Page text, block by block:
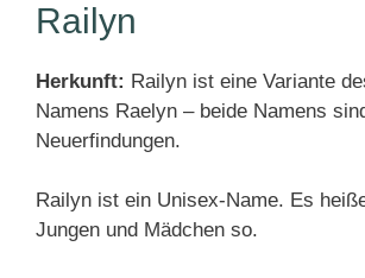
Railyn
Herkunft: Railyn ist eine Variante
Namens Raelyn – beide Namens
Neuerfindungen.
Railyn ist ein Unisex-Name. Es
Jungen und Mädchen so.